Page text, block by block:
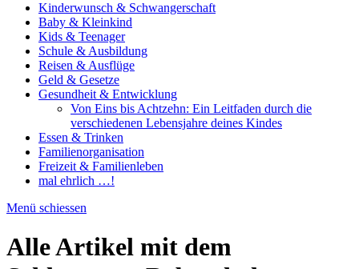
Kinderwunsch & Schwangerschaft
Baby & Kleinkind
Kids & Teenager
Schule & Ausbildung
Reisen & Ausflüge
Geld & Gesetze
Gesundheit & Entwicklung
Von Eins bis Achtzehn: Ein Leitfaden durch die
verschiedenen Lebensjahre deines Kindes
Essen & Trinken
Familienorganisation
Freizeit & Familienleben
mal ehrlich …!
Menü schiessen
Alle Artikel mit dem